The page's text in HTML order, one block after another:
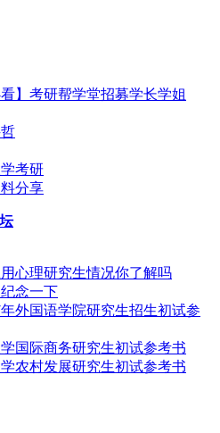
】考研帮学堂招募学长学姐
考研
分享
心理研究生情况你了解吗
念一下
外国语学院研究生招生初试参
国际商务研究生初试参考书
农村发展研究生初试参考书